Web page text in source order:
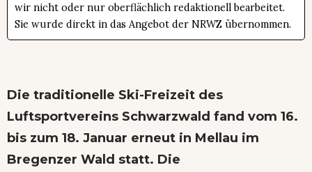
wir nicht oder nur oberflächlich redaktionell bearbeitet.
Sie wurde direkt in das Angebot der NRWZ übernommen.
Die traditionelle Ski-Freizeit des
Luftsportvereins Schwarzwald fand vom 16.
bis zum 18. Januar erneut in Mellau im
Bregenzer Wald statt. Die